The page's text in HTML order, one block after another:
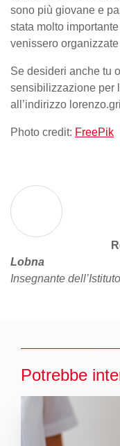
sono più giovane e
stata molto
venissero organizzate
Se desideri anche tu
sensibilizzazione per
all’indirizzo
Photo credit: FreePik
Lobna
Insegnante
Potrebbe